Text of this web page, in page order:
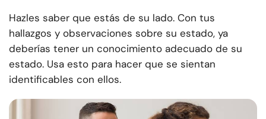
Hazles saber que estás de su lado. Con tus
hallazgos y observaciones sobre su estado, ya
deberías tener un conocimiento adecuado de su
estado. Usa esto para hacer que se sientan
identificables con ellos.